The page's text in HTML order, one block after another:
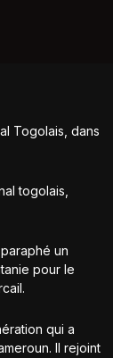
Togolais, dans
togolais,
un
pour le
qui a
Il rejoint